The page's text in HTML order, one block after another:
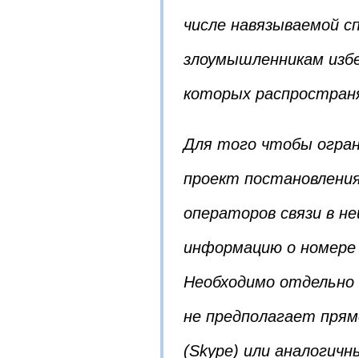
числе навязываемой
злоумышленникам
которых
Для того чтобы
проект
операторов связи в
информацию о
Необходимо
не предполагает
(Skype) или